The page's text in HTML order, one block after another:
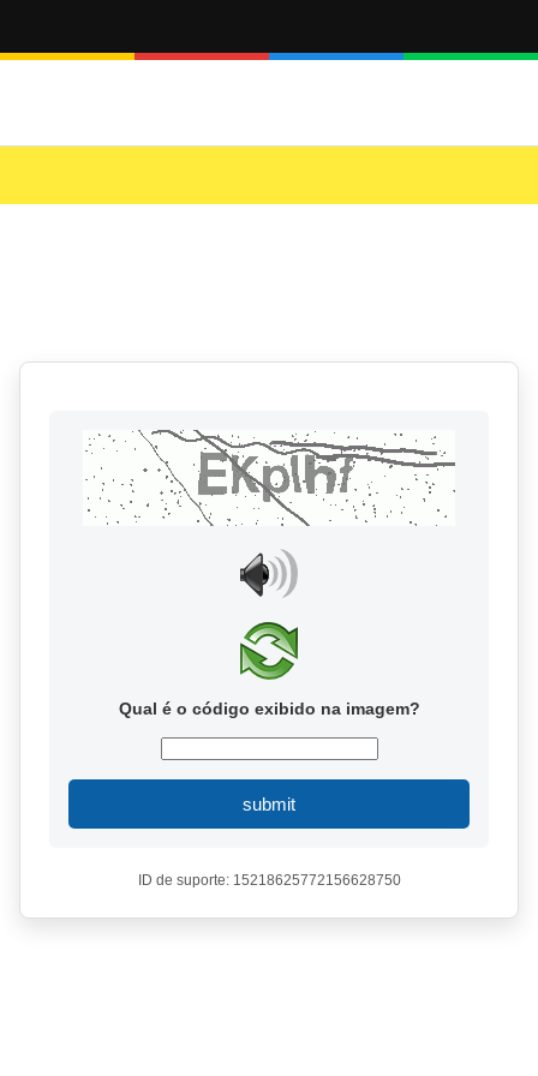
Qual é o código exibido na imagem?
submit
ID de suporte: 15218625772156628750